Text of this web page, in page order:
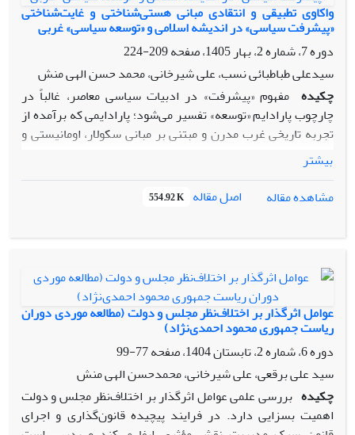
واکاوی تطبیقی و انتقادی مبانی هستی‌شناختی و غایت‌شناختی
«پیشرفت سیاسی» در اندیشه اسلامی و «توسعه سیاسی» غربی
دوره 7، شماره 2، بهار 1405، صفحه
209-224
سیدعلی طباطبائی نسب، علی شیرخانی، محمد حسن الهی منش
چکیده مفهوم «پیشرفت» در ادبیات سیاسی معاصر، غالباً در
چارچوب پارادایم «توسعه» تفسیر می‌شود؛ پارادایمی که برآمده از
تجربه تاریخی غرب مدرن و مبتنی بر مبانی سکولار، اومانیستی و
مادی‌محور است. این چارچوب، ضمن برخورداری از برخی
کارآمدی‌های فنی، به دلیل بی‌توجهی به ابعاد معنوی، هویتی و
غایت‌مند حیات انسانی، با بحران‌های عمیق نظری و تمدنی مواجه
شده است. پژوهش حاضر با رویکردی توصیفی-تحلیلی و انتقادی،
می‌پردازد. یافته‌های پژوهش نشان می‌دهد که توسعه سیاسی
غربی، سیاست را به سطح «اداره تکنوکراتیک منافع» تقلیل داده و
غایت آن را در تأمین رفاه مادی و آزادی‌های فردی تعریف می‌کند
در حالی که پیشرفت سیاسی در اندیشه اسلامی، بر پایه توحید
ربوبی، اصل نفی سبیل و غایت حیات طیبه، سیاست را «ساختار
اقامه دین و عدالت» می‌داند. این پژوهش با تبیین چهار لایه
«گرایش»، «بینش»، «دانش» و «ساختار» در مدل اقامه سیاسی،
نشان می‌دهد که پیشرفت سیاسی اسلامی نیازمند بازتعریف
بنیادین مفاهیم، شاخص‌ها و نهادهای سیاسی بر اساس مبانی
بیشتر
مشاهده مقاله
اصل مقاله 554.92 K
عوامل اثرگذار بر اختلاف‌نظر مجلس و دولت (مطالعه موردی دوران
ریاست جمهوری محمود احمدی‌نژاد)
دوره 6، شماره 2، تابستان 1404، صفحه
77-99
سید علی برقعی، علی شیرخانی، محمدحسن الهی منش
چکیده بررسی‌ علمی عوامل اثرگذار بر اختلاف‌نظر مجلس و دولت
اهمیت‌ بسزایی‌ دارد. در فرایند پیچیده قانون‌گذاری و اجرای